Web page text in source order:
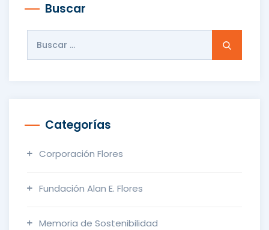
Buscar
Categorías
Corporación Flores
Fundación Alan E. Flores
Memoria de Sostenibilidad